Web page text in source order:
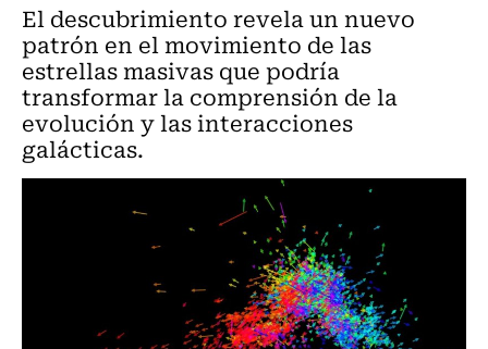
El descubrimiento revela un nuevo
patrón en el movimiento de las
estrellas masivas que podría
transformar la comprensión de la
evolución y las interacciones
galácticas.